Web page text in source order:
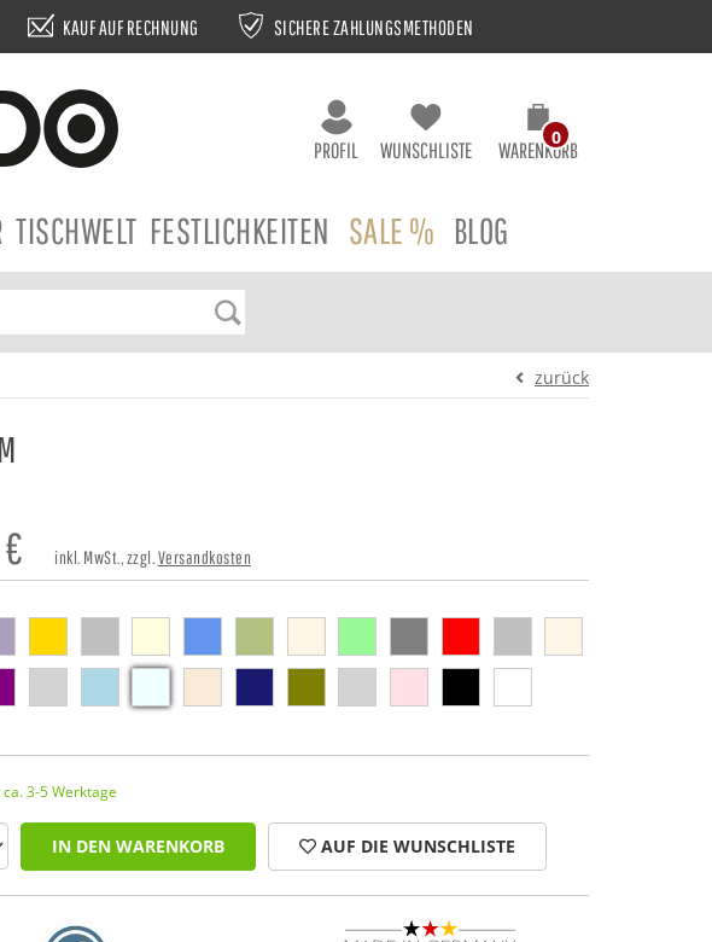
KAUF AUF RECHNUNG SICHERE ZAHLUNGSMETHODEN
PROFIL WUNSCHLISTE WARENKORB
0
TISCHWELT FESTLICHKEITEN SALE % BLOG
zurück
€ inkl. MwSt., zzgl.Versandkosten
3-5 Werktage
IN DEN WARENKORB AUF DIE WUNSCHLISTE